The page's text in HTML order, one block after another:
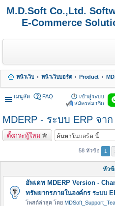
M.D.Soft Co.,Ltd.
E-Commerce
หน้าเว็บ หน้าเว็บบอร์ด Product
เมนูลัด
FAQ
เข้าสู่ระบบ
สมัครสมาชิก
MDERP - ระบบ ERP จา
ตั้งกระทู้ใหม่
58 หัวข้อ 1
หัวข้
อัพเดท MDERP Version -
ทรัพยากรภายในองค์กร ระบบ
โพสต์ล่าสุด โดย